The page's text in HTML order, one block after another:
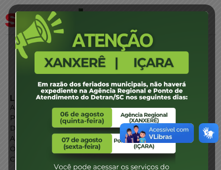
LINKS EXTERNOS
Agência de Notícias
Portal de Serviços
Diário Oficial
Acesso à Informação
Órgãos do Governo
Conheça SC